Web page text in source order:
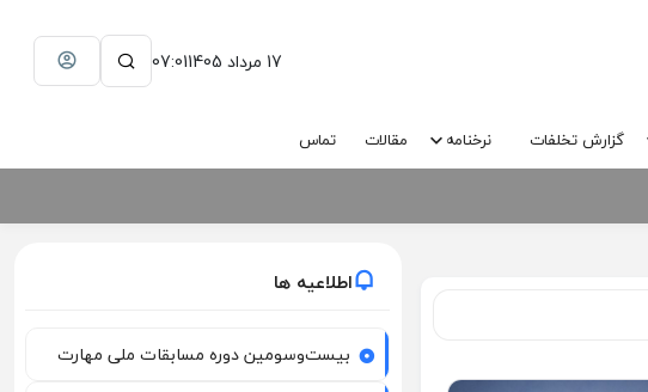
07:01 17 مرداد 1405
گزارش تخلفات نرخنامه مقالات تماس
اطلاعیه ها
بیست‌وسومین دوره مسابقات ملی مهارت